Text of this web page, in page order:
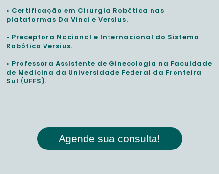
• Certificação em Cirurgia Robótica nas
plataformas Da Vinci e Versius.
• Preceptora Nacional e Internacional do Sistema
Robótico Versius.
• Professora Assistente de Ginecologia na Faculdade
de Medicina da Universidade Federal da Fronteira
Sul (UFFS).
Agende sua consulta!